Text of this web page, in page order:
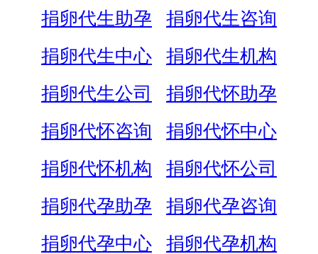
捐卵代生助孕
捐卵代生咨询
捐卵代生中心
捐卵代生机构
捐卵代生公司
捐卵代怀助孕
捐卵代怀咨询
捐卵代怀中心
捐卵代怀机构
捐卵代怀公司
捐卵代孕助孕
捐卵代孕咨询
捐卵代孕中心
捐卵代孕机构